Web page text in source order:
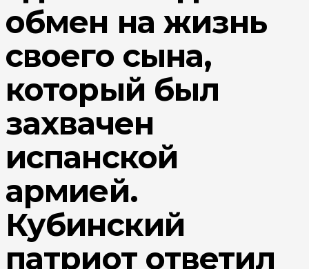
обмен на жизнь
своего сына,
который был
захвачен
испанской
армией.
Кубинский
патриот ответил